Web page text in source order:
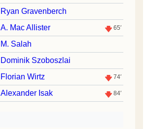
Ryan Gravenberch
A. Mac Allister 65′
M. Salah
Dominik Szoboszlai
Florian Wirtz 74′
Alexander Isak 84′